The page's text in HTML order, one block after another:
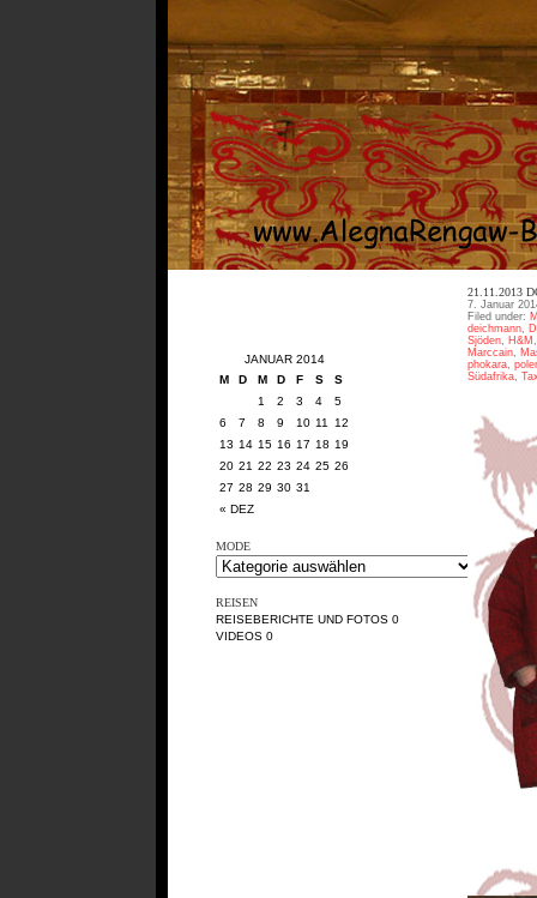
JANUAR 2014
M
D M D F S S
« DEZ
1 2 3 4
5
6
7 8 9 10 11
12
13 14 15 16 17 18 19
20 21 22 23 24 25 26
27 28 29 30 31
MODE
REISEN
REISEBERICHTE UND FOTOS 0
VIDEOS 0
21.11.2013
7. Januar
Filed under:
deichmann,
Sjöden, H&M
Marccain,
phokara,
Südafrika,